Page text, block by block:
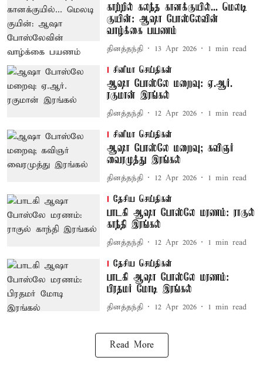
காற்றில் கலந்த கானக்குயில்... மெலடி
குயின்: ஆஷா போஸ்லேவின்
வாழ்க்கை பயணம்
தினத்தந்தி 13 Apr 2026 1 min read
சினிமா செய்திகள்
ஆஷா போஸ்லே மறைவு: ஏ.ஆர்.
ரகுமான் இரங்கல்
தினத்தந்தி 12 Apr 2026 1 min read
சினிமா செய்திகள்
ஆஷா போஸ்லே மறைவு; கவிஞர்
வைரமுத்து இரங்கல்
தினத்தந்தி 12 Apr 2026 1 min read
தேசிய செய்திகள்
பாடகி ஆஷா போஸ்லே மரணம்: ராகுல்
காந்தி இரங்கல்
தினத்தந்தி 12 Apr 2026 1 min read
தேசிய செய்திகள்
பாடகி ஆஷா போஸ்லே மரணம்:
பிரதமர் மோடி இரங்கல்
தினத்தந்தி 12 Apr 2026 1 min read
Read More